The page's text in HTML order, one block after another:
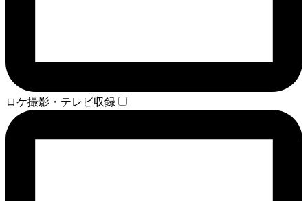
ロケ撮影・テレビ収録